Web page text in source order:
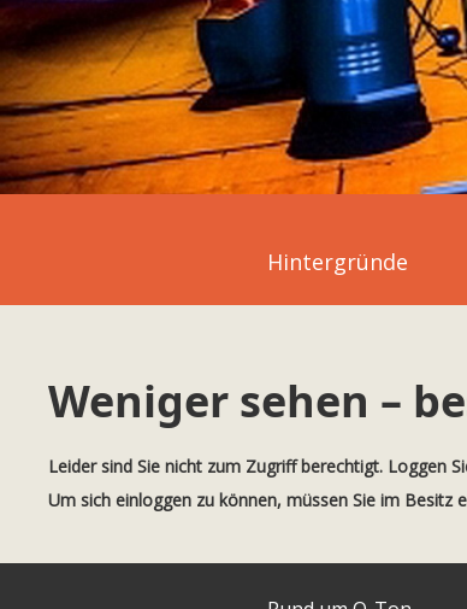
Hintergründe
Weniger sehen –
Leider sind Sie nicht zum Zugriff berechtigt. Loggen
Um sich einloggen zu können, müssen Sie im Besitz